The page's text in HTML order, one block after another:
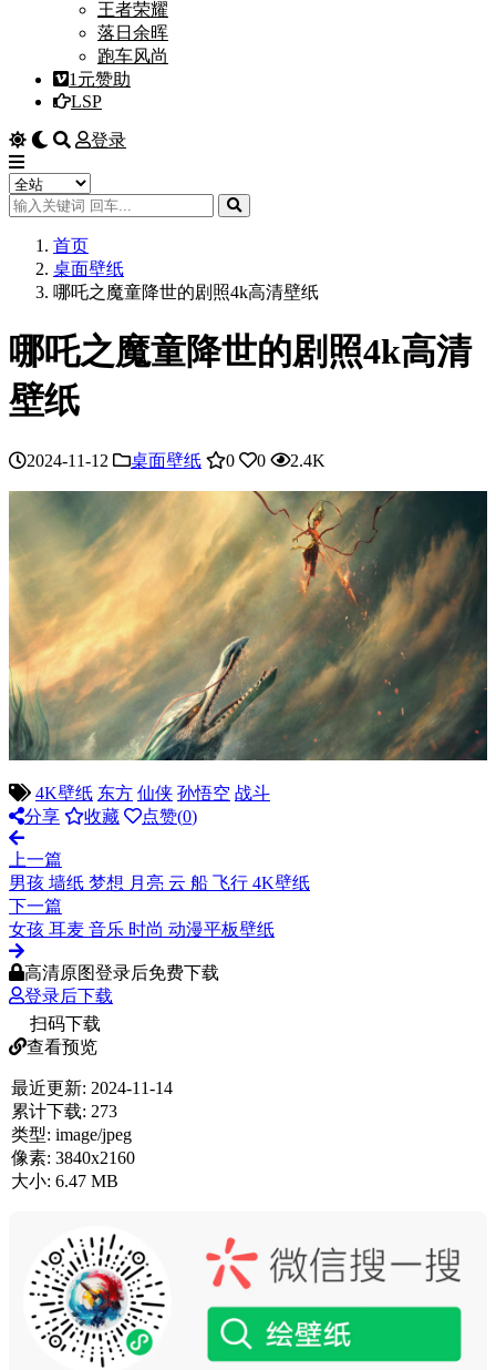
王者荣耀
落日余晖
跑车风尚
1元赞助
LSP
登录
首页
桌面壁纸
哪吒之魔童降世的剧照4k高清壁纸
哪吒之魔童降世的剧照4k高清
壁纸
2024-11-12 桌面壁纸 0 0 2.4K
4K壁纸 东方 仙侠 孙悟空 战斗
分享
收藏 点赞(0)
上一篇
男孩 墙纸 梦想 月亮 云 船 飞行 4K壁纸
下一篇
女孩 耳麦 音乐 时尚 动漫平板壁纸
高清原图登录后免费下载
登录后下载
扫码下载
查看预览
最近更新: 2024-11-14
累计下载: 273
类型: image/jpeg
像素: 3840x2160
大小: 6.47 MB